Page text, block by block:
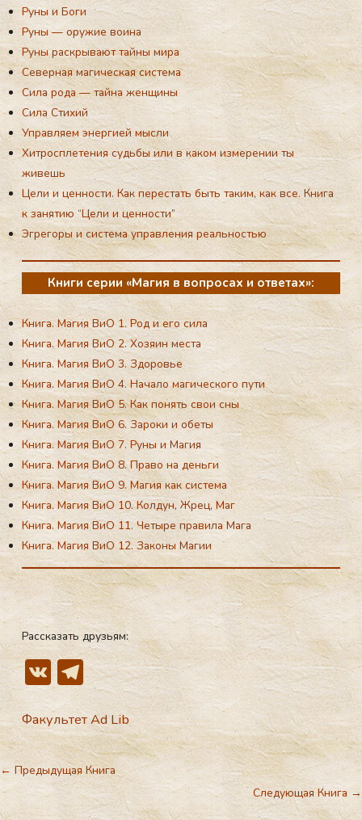
Руны и Боги
Руны — оружие воина
Руны раскрывают тайны мира
Северная магическая система
Сила рода — тайна женщины
Сила Стихий
Управляем энергией мысли
Хитросплетения судьбы или в каком измерении ты
живешь
Цели и ценности. Как перестать быть таким, как все. Книга
к занятию “Цели и ценности”
Эгрегоры и система управления реальностью
Книги серии «Магия в вопросах и ответах»:
Книга. Магия ВиО 1. Род и его сила
Книга. Магия ВиО 2. Хозяин места
Книга. Магия ВиО 3. Здоровье
Книга. Магия ВиО 4. Начало магического пути
Книга. Магия ВиО 5. Как понять свои сны
Книга. Магия ВиО 6. Зароки и обеты
Книга. Магия ВиО 7. Руны и Магия
Книга. Магия ВиО 8. Право на деньги
Книга. Магия ВиО 9. Магия как система
Книга. Магия ВиО 10. Колдун, Жрец, Маг
Книга. Магия ВиО 11. Четыре правила Мага
Книга. Магия ВиО 12. Законы Магии
Рассказать друзьям:
V
K
T
el
e
gr
a
m
Факультет Ad Lib
← Предыдущая Книга
Следующая Книга→